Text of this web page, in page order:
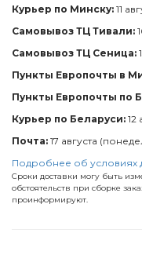
Курьер по Минску: 11
Самовывоз ТЦ Тивали:
Самовывоз ТЦ Сеница:
Пункты Европочты в
Пункты Европочты по
Курьер по Беларуси: 12
Почта: 17 августа
Подробнее об условиях
Сроки доставки могу быть
обстоятельств при сборке
проинформируют.